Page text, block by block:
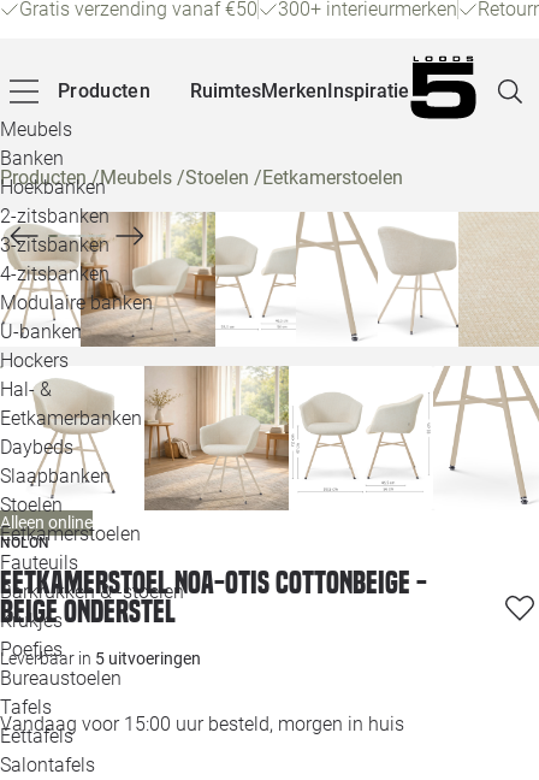
Gratis verzending vanaf €50 300+ interieurmerken
Producten
Meubels
Banken
Hoekbanken
2-zitsbanken
3-zitsbanken
4-zitsbanken
Modulaire banken
U-banken
Hockers
Hal- &
Eetkamerbanken
Daybeds
Slaapbanken
Stoelen
Eetkamerstoelen
Fauteuils
Barkrukken & -stoelen
Krukjes
Poefjes
Bureaustoelen
Tafels
Eettafels
Salontafels
RuimtesMerkenInspiratie
Producten/Meubels /Stoelen /Eetkamerstoelen
Alleen online
NOLON
Eetkamerstoel Noa-Otis cottonbeige -
beige onderstel
Leverbaar in 5 uitvoeringen
Vandaag voor 15:00 uur besteld, morgen in huis